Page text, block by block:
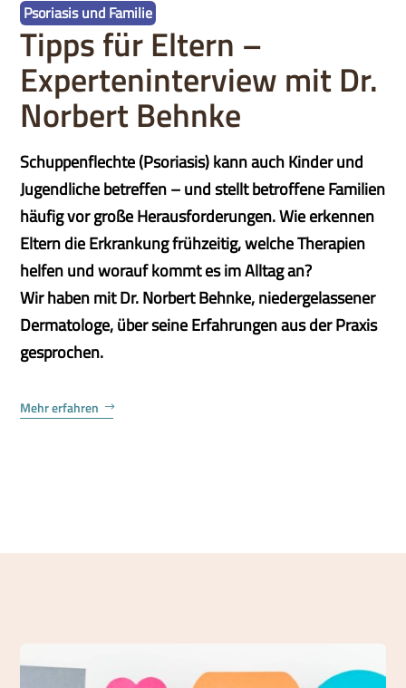
Psoriasis und Familie
Tipps für Eltern –
Experteninterview mit Dr.
Norbert Behnke
Schuppenflechte (Psoriasis) kann auch Kinder und
Jugendliche betreffen – und stellt betroffene Familien
häufig vor große Herausforderungen. Wie erkennen
Eltern die Erkrankung frühzeitig, welche Therapien
helfen und worauf kommt es im Alltag an?
Wir haben mit Dr. Norbert Behnke, niedergelassener
Dermatologe, über seine Erfahrungen aus der Praxis
gesprochen.
Mehr erfahren